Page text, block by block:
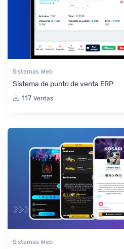
Sistemas Web
Sistema de punto de venta ERP
117 Ventas
Sistemas Web